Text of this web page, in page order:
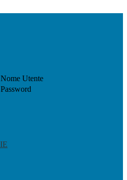
Nome Utente
Password